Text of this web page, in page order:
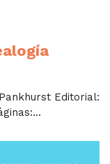
Editorial: